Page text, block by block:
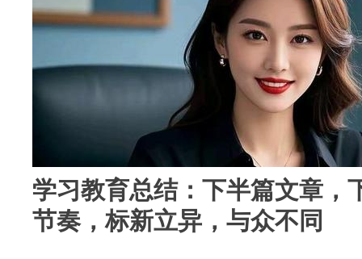
学习教育总结：下半篇文章，
节奏，标新立异，与众不同